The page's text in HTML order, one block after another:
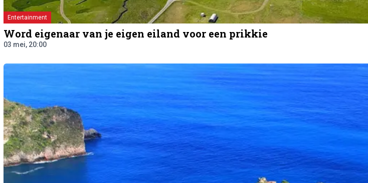
Entertainment
Word eigenaar van je eigen eiland voor een prikkie
03 mei, 20:00